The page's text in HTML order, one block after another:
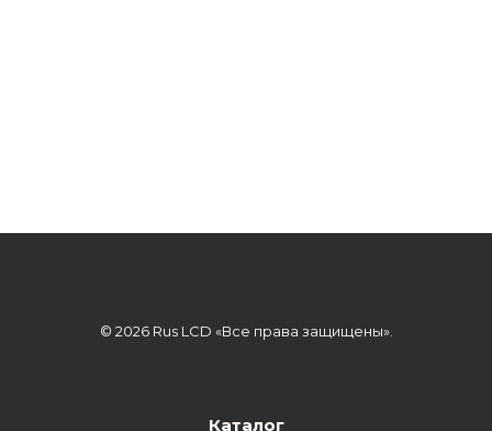
© 2026 Rus LCD «Все права защищены».
Каталог